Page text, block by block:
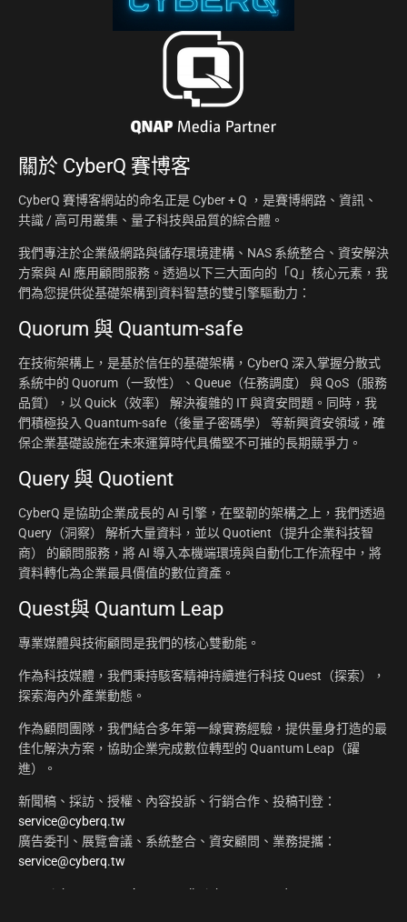
關於 CyberQ 賽博客
CyberQ 賽博客網站的命名正是 Cyber + Q ，是賽博網路、資訊、
共識 / 高可用叢集、量子科技與品質的綜合體。
我們專注於企業級網路與儲存環境建構、NAS 系統整合、資安解決
方案與 AI 應用顧問服務。透過以下三大面向的「Q」核心元素，我
們為您提供從基礎架構到資料智慧的雙引擎驅動力：
Quorum 與 Quantum-safe
在技術架構上，是基於信任的基礎架構，CyberQ 深入掌握分散式
系統中的 Quorum（一致性）、Queue（任務調度） 與 QoS（服務
品質），以 Quick（效率） 解決複雜的 IT 與資安問題。同時，我
們積極投入 Quantum-safe（後量子密碼學） 等新興資安領域，確
保企業基礎設施在未來運算時代具備堅不可摧的長期競爭力。
Query 與 Quotient
CyberQ 是協助企業成長的 AI 引擎，在堅韌的架構之上，我們透過
Query（洞察） 解析大量資料，並以 Quotient（提升企業科技智
商） 的顧問服務，將 AI 導入本機端環境與自動化工作流程中，將
資料轉化為企業最具價值的數位資產。
Quest與 Quantum Leap
專業媒體與技術顧問是我們的核心雙動能。
作為科技媒體，我們秉持駭客精神持續進行科技 Quest（探索），
探索海內外產業動態。
作為顧問團隊，我們結合多年第一線實務經驗，提供量身打造的最
佳化解決方案，協助企業完成數位轉型的 Quantum Leap（躍
進）。
新聞稿、採訪、授權、內容投訴、行銷合作、投稿刊登：
service@cyberq.tw
廣告委刊、展覽會議、系統整合、資安顧問、業務提攜：
service@cyberq.tw
Copyright ©2026 CyberQ.tw All Rights Reserved.